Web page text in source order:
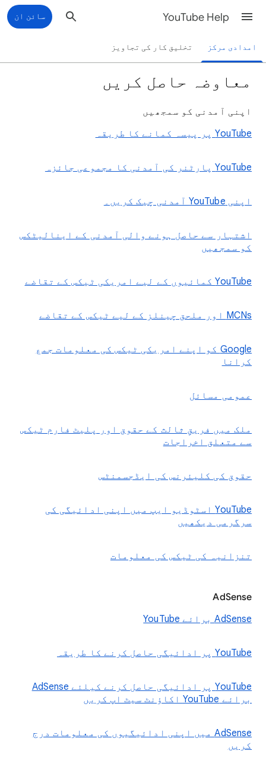
YouTube Help سائن ان
امدادی مرکز تخلیق کار کی تجاویز
معاوضہ حاصل کریں
اپنی آمدنی کو سمجھیں
YouTube پر پیسہ کمانے کا طریقہ
YouTube پارٹنر کی آمدنی کا مجموعی جائزہ
اپنی YouTube آمدنی چیک کریں۔
اشتہار سے حاصل ہونے والی آمدنی کے اینالیٹکس
کو سمجھیں
YouTube کمائیوں کے لیے امریکی ٹیکس کے تقاضے
MCNs اور ملحق چینلز کے لیے ٹیکس کے تقاضے
‫Google کو اپنے امریکی ٹیکس کی معلومات جمع
کرانا
عمومی مسائل
ملک میں فریقِ ثالث کے حقوق اور پلیٹ فارم ٹیکس
سے متعلق اخراجات
حقوق کی کلیئرنس کی ایڈجسمنٹس
‫YouTube اسٹوڈیو ایپ میں اپنی ادائیگی کی
سرگرمی دیکھیں
تنزانیہ کی ٹیکس کی معلومات
AdSense
AdSense برائے YouTube
‫YouTube پر ادائیگی حاصل کرنے کا طریقہ
YouTube پر ادائیگی حاصل کرنے کیلئے AdSense
برائے YouTube اکاؤنٹ سیٹ اپ کریں
AdSense میں اپنی ادائیگیوں کی معلومات درج
کریں